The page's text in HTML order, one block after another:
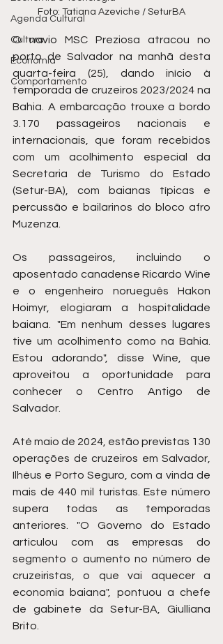
Agenda Cultural
Cultura
Economia
Comportamento
Foto: Tatiana Azeviche / SeturBA
O navio MSC Preziosa atracou no
porto de Salvador na manhã desta
quarta-feira (25), dando início à
temporada de cruzeiros 2023/2024 na
Bahia. A embarcação trouxe a bordo
3.170 passageiros nacionais e
internacionais, que foram recebidos
com um acolhimento especial da
Secretaria de Turismo do Estado
(Setur-BA), com baianas típicas e
percussão e bailarinos do bloco afro
Muzenza.
Os passageiros, incluindo o
aposentado canadense Ricardo Wine
e o engenheiro norueguês Hakon
Hoimyr, elogiaram a hospitalidade
baiana. "Em nenhum desses lugares
tive um acolhimento como na Bahia.
Estou adorando", disse Wine, que
aproveitou a oportunidade para
conhecer o Centro Antigo de
Salvador.
Até maio de 2024, estão previstas 130
operações de cruzeiros em Salvador,
Ilhéus e Porto Seguro, com a vinda de
mais de 440 mil turistas. Este número
supera todas as temporadas
anteriores. "O Governo do Estado
articulou com as empresas do
segmento o aumento no número de
cruzeiristas, o que vai aquecer a
economia baiana", pontuou a chefe
de gabinete da Setur-BA, Giulliana
Brito.